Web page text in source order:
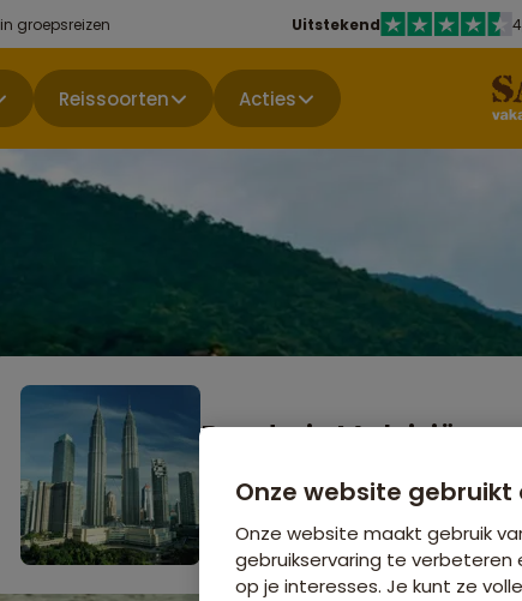
in groepsreizen Uitstekend
Reissoorten Acties
Rondreis Maleisië
Onze website gebruikt
Onze website maakt gebruik
gebruikservaring te
op je interesses. Je kunt ze